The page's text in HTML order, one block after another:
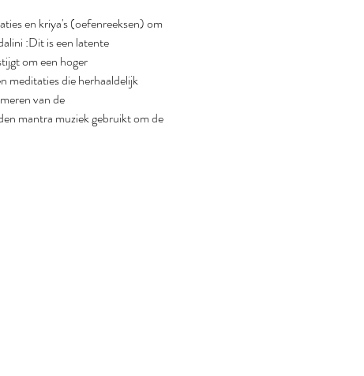
en kriya's (oefenreeksen) om
:Dit is een latente
om een hoger
meditaties die herhaaldelijk
van de
mantra muziek gebruikt om de